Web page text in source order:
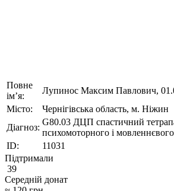
Повне
ім’я:
Лупинос Максим Павлович,
Місто:
Чернігівська область, м. Ніжин
Діагноз:
G80.03 ДЦП спастичний
психомоторного і
ID:
11031
Підтримали
39
Середній донат